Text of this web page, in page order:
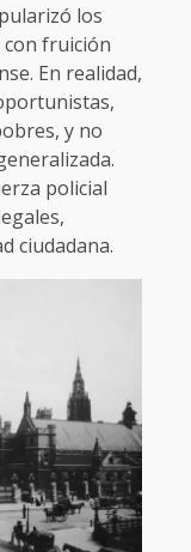
los
con fruición
En realidad,
y no
policial
ciudadana.